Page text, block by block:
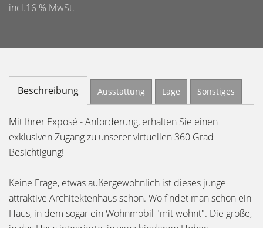
incl.16 % MwSt.
Beschreibung Ausstattung Lage Sonstiges
Mit Ihrer Exposé - Anforderung, erhalten Sie einen
exklusiven Zugang zu unserer virtuellen 360 Grad
Besichtigung!
Keine Frage, etwas außergewöhnlich ist dieses junge
attraktive Architektenhaus schon. Wo findet man schon ein
Haus, in dem sogar ein Wohnmobil "mit wohnt". Die große,